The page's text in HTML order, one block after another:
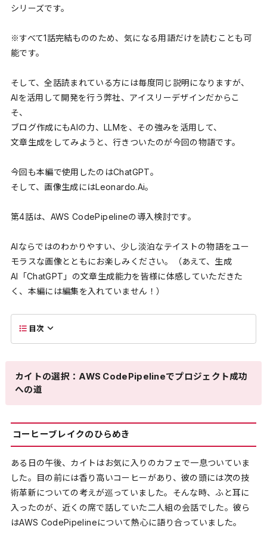
シリーズです。
※すべて1話完結もののため、気になる用語だけを読むことも可
能です。
そして、全話読まれている方には毎度同じ説明になりますが、
AIを活用して開発を行う弊社、アイスリーデザインだからこ
そ、
ブログ作成にもAIの力、LLMを、その強みを活用して、
文章生成をしてみようと、行きついたのが今回の物語です。
今回も本編で使用したのはChatGPT。
そして、画像生成にはLeonardo.Ai。
第4話は、AWS CodePipelineの導入検討です。
AIならではのわかりやすい、少し淡泊なテイストの物語をユー
モラスな画像とともにお楽しみください。（あえて、生成
AI「ChatGPT」の文章生成能力を皆様に体感していただきた
く、本編には編集を入れていません！）
目次
カイトの選択：AWS CodePipelineでプロジェクト成功
への道
コーヒーブレイクのひらめき
ある日の午後、カイトはお気に入りのカフェで一息ついていま
した。目の前には香り高いコーヒーがあり、彼の頭には次の技
術革新についての考えが巡っていました。そんな時、ふと耳に
入ったのが、近くの席で話していた二人組の会話でした。彼ら
はAWS CodePipelineについて熱心に語り合っていました。